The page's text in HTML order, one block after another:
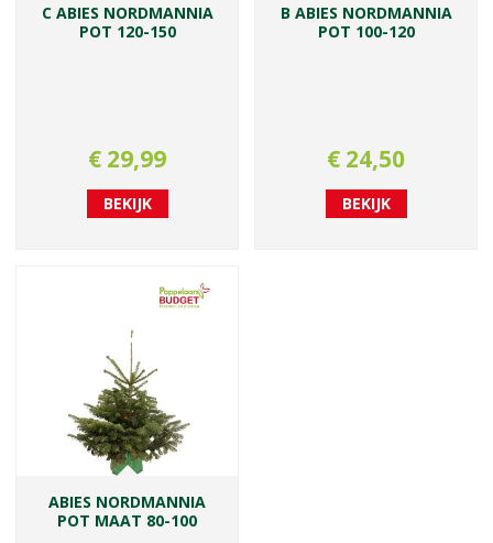
C ABIES NORDMANNIA
POT 120-150
€ 29,99
BEKIJK
B ABIES NORDMANNIA
POT 100-120
€ 24,50
BEKIJK
ABIES NORDMANNIA
POT MAAT 80-100